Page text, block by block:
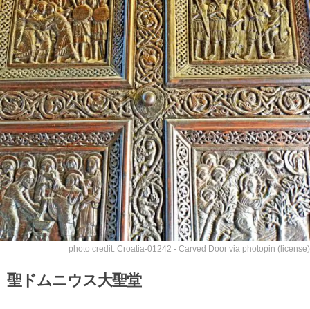
photo credit: Croatia-01242 - Carved Door via photopin (license)
聖ドムニウス大聖堂